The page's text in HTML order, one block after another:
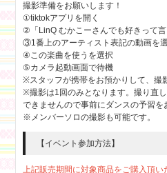
撮影準備をお願いします！
①tiktokアプリを開く
②「LinQ むかこーさんでも好きって
③1番上のアーティスト表記の動画を
④この楽曲を使うを選択
⑤カメラ起動画面で待機
※スタッフが携帯をお預かりして、撮
※撮影は1回のみとなります。撮り直
できませんので事前にダンスの予習を
※メンバーソロの撮影も可能です。
【イベント参加方法】
上記販売期間に対象商品をご購入頂